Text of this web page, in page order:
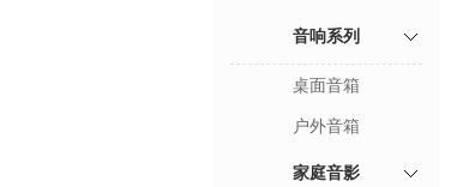
音响系列
桌面音箱
户外音箱
家庭音影